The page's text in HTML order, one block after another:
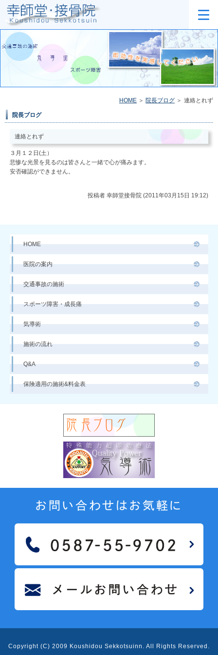
HOME 院長ブログ 連絡とれず
院長ブログ
連絡とれず
３月１２日(土）
悲惨な光景を見るのは皆さんと一緒で心が痛みます。
安否確認ができません。
投稿者 幸師堂接骨院 (2011年03月15日 19:12)
HOME
医院の案内
交通事故の施術
スポーツ障害・成長痛
気導術
施術の流れ
Q&A
保険適用の施術&料金表
お問い合わせはお気軽に
Copyright (C) 2009 Koushidou Sekkotsuinn . All Rights Reserved.